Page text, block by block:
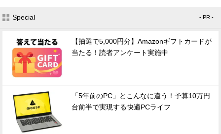
Special - PR -
【抽選で5,000円分】Amazonギフトカードが
当たる！読者アンケート実施中
「5年前のPC」とこんなに違う！予算10万円
台前半で実現する快適PCライフ